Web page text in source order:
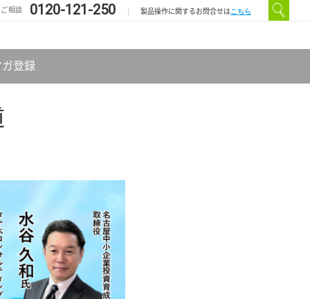
相談 0120-121-250 製品操作に関するお問合せは こちら
ガ登録